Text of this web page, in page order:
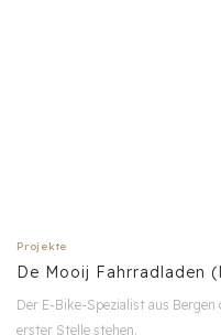
Projekte
De Mooij Fahrradladen
Der E-Bike-Spezialist aus
erster Stelle stehen.